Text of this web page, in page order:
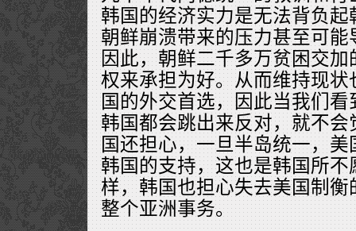
韩国的经济实力是无法背负
朝鲜崩溃带来的压力甚至可
因此，朝鲜二千多万贫困交
权来承担为好。从而维持现
国的外交首选，因此当我们
韩国都会跳出来反对，就不
国还担心，一旦半岛统一，
韩国的支持，这也是韩国所
样，韩国也担心失去美国制
整个亚洲事务。